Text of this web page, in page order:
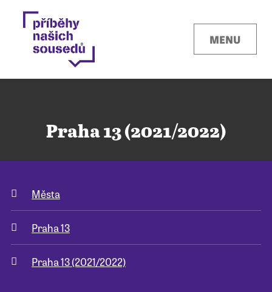
MENU
Kontakty
Místa
O projektu
Pro města
Praha 13 (2021/2022)
Města
Praha 13
Praha 13 (2021/2022)